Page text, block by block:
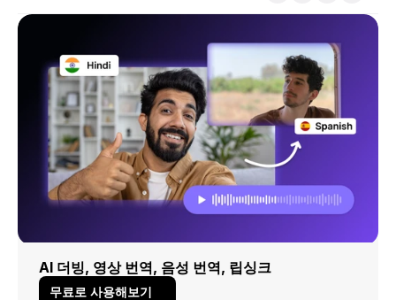
AI 더빙, 영상 번역, 음성 번역, 립싱크
무료로 사용해보기